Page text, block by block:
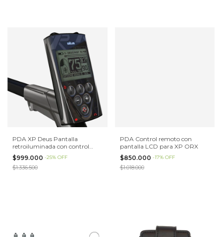
PDA XP Deus Pantalla
retroiluminada con control
remoto LCD con altavoz
$999.000 -25% OFF
$1.336.500
PDA Control remoto con
pantalla LCD para XP ORX
$850.000 -17% OFF
$1.018.000